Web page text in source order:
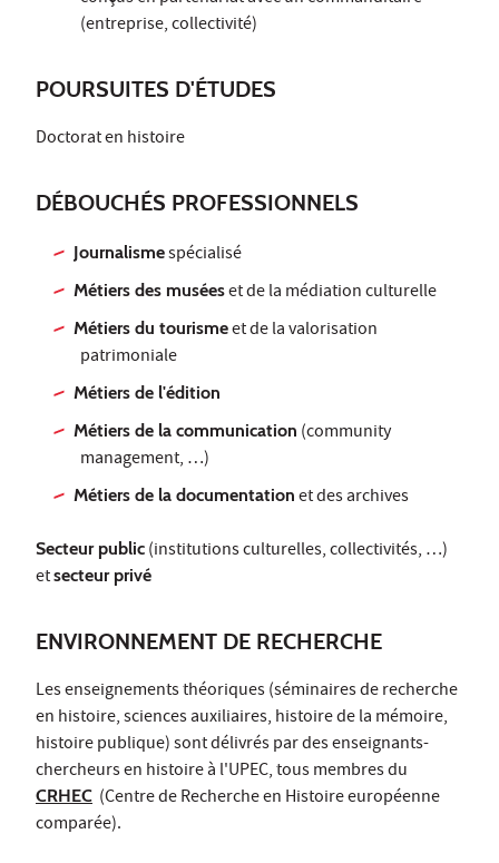
(entreprise, collectivité)
POURSUITES D'ÉTUDES
Doctorat en histoire
DÉBOUCHÉS PROFESSIONNELS
Journalismespécialisé
Métiers des muséeset de la médiation culturelle
Métiers du tourismeet de la valorisation
patrimoniale
Métiers de l'édition
Métiers de la communication (community
management, …)
Métiers de la documentation et des archives
Secteur public (institutions culturelles, collectivités, …)
etsecteur privé
ENVIRONNEMENT DE RECHERCHE
Les enseignements théoriques (séminaires de recherche
en histoire, sciences auxiliaires, histoire de la mémoire,
histoire publique) sont délivrés par des enseignants-
chercheurs en histoire à l'UPEC, tous membres du
CRHEC (Centre de Recherche en Histoire européenne
comparée).